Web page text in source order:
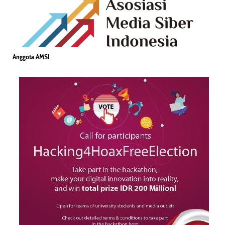
Anggota AMSI